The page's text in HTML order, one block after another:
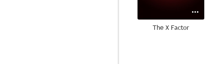
The X Factor